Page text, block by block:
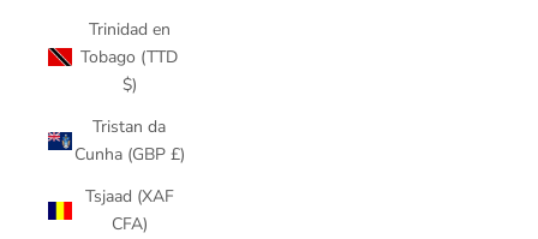
Trinidad en
Tobago (TTD
$)
Tristan da
Cunha (GBP £)
Tsjaad (XAF
CFA)